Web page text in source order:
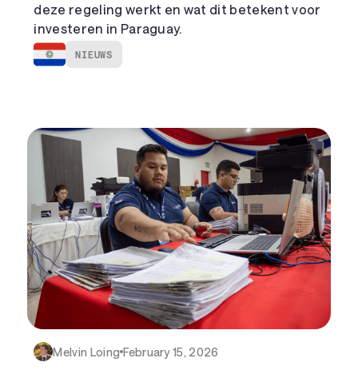
deze regeling werkt en wat dit betekent voor
investeren in Paraguay.
NIEUWS
Melvin Loing February 15, 2026